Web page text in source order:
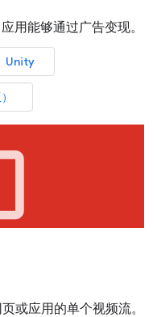
用能够通过广告变现。
Unity
或应用的单个视频流。